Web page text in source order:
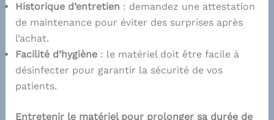
Historique d’entretien : demandez une attestation
de maintenance pour éviter des surprises après
l’achat.
Facilité d’hygiène: le matériel doit être facile à
désinfecter pour garantir la sécurité de vos
patients.
Entretenir le matériel pour prolonger sa durée de